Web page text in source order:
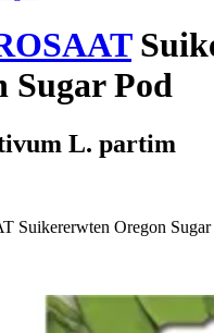
Sugar Pod
L. partim
Suikererwten Oregon Sugar